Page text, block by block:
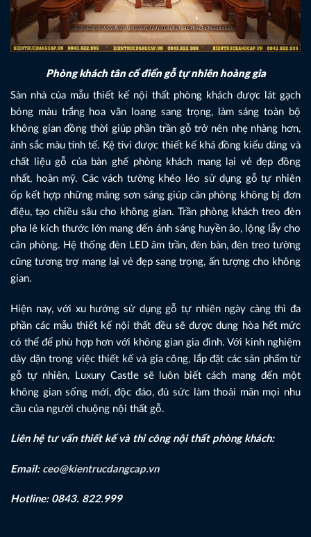
Phòng khách tân cổ điển gỗ tự nhiên hoàng gia
Sàn nhà của mẫu thiết kế nội thất phòng khách được lát gạch
bóng màu trắng hoa văn loang sang trọng, làm sáng toàn bộ
không gian đồng thời giúp phần trần gỗ trở nên nhẹ nhàng hơn,
ánh sắc màu tinh tế. Kệ tivi được thiết kế khá đồng kiểu dáng và
chất liệu gỗ của bàn ghế phòng khách mang lại vẻ đẹp đồng
nhất, hoàn mỹ. Các vách tường khéo léo sử dụng gỗ tự nhiên
ốp kết hợp những mảng sơn sáng giúp căn phòng không bị đơn
điệu, tạo chiều sâu cho không gian. Trần phòng khách treo đèn
pha lê kích thước lớn mang đến ánh sáng huyền ảo, lộng lẫy cho
căn phòng. Hệ thống đèn LED âm trần, đèn bàn, đèn treo tường
cũng tương trợ mang lại vẻ đẹp sang trọng, ấn tượng cho không
gian.
Hiện nay, với xu hướng sử dụng gỗ tự nhiên ngày càng thì đa
phần các mẫu thiết kế nội thất đều sẽ được dung hòa hết mức
có thể để phù hợp hơn với không gian gia đình. Với kinh nghiệm
dày dặn trong việc thiết kế và gia công, lắp đặt các sản phẩm từ
gỗ tự nhiên, Luxury Castle sẽ luôn biết cách mang đến một
không gian sống mới, độc đáo, đủ sức làm thoải mãn mọi nhu
cầu của người chuộng nội thất gỗ.
Liên hệ tư vấn thiết kế và thi công nội thất phòng khách:
Email: ceo@kientrucdangcap.vn
Hotline: 0843. 822.999